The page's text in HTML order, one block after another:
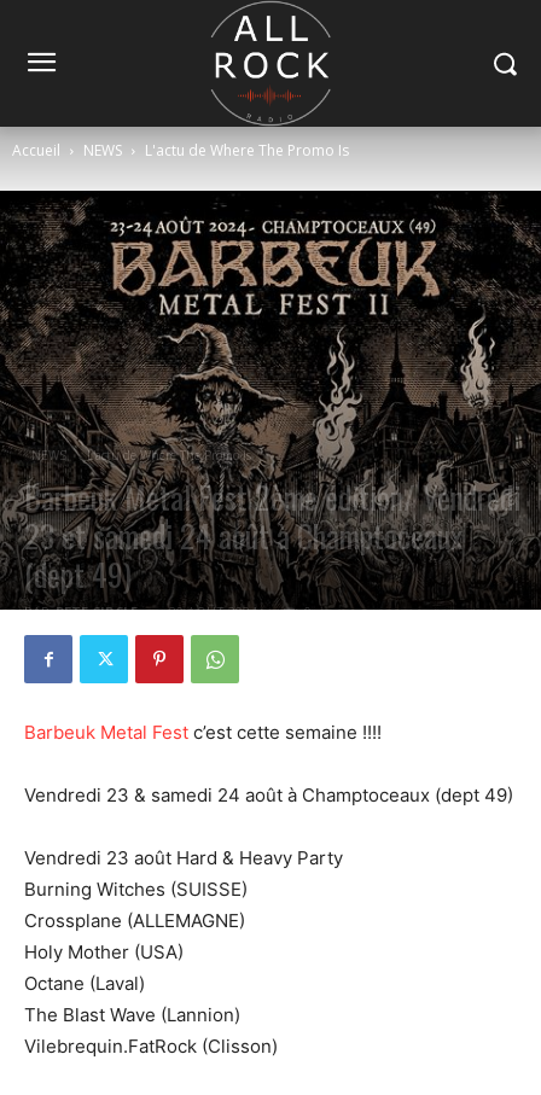
Accueil NEWS L'actu de Where The Promo Is
NEWS L'actu de Where The Promo Is
Barbeuk Metal Fest 2ème édition/ Vendredi
23 et samedi 24 août à Champtoceaux
(dept 49)
PAR PETE CIRCLE 20 AOÛT 2024 0
Barbeuk Metal Fest c’est cette semaine !!!!
Vendredi 23 & samedi 24 août à Champtoceaux (dept 49)
Vendredi 23 août Hard & Heavy Party
Burning Witches (SUISSE)
Crossplane (ALLEMAGNE)
Holy Mother (USA)
Octane (Laval)
The Blast Wave (Lannion)
Vilebrequin.FatRock (Clisson)